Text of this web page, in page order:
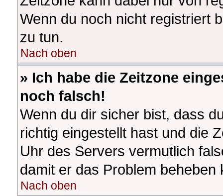
Wenn du noch nicht registriert
zu tun.
Nach oben
» Ich habe die Zeitzone
noch falsch!
Wenn du dir sicher bist, dass
richtig eingestellt hast und die
Uhr des Servers vermutlich
damit er das Problem beheben
Nach oben